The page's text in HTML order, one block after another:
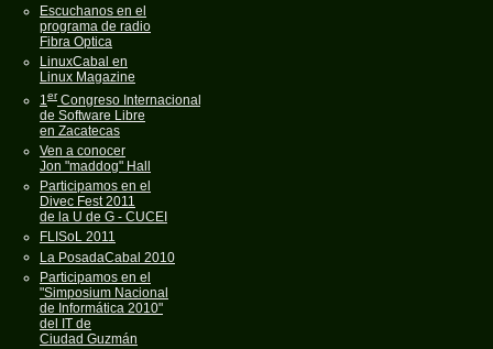
Escuchanos en el
programa de radio
Fibra Optica
LinuxCabal en
Linux Magazine
1er Congreso Internacional
de Software Libre
en Zacatecas
Ven a conocer
Jon "maddog" Hall
Participamos en el
Divec Fest 2011
de la U de G - CUCEI
FLISoL 2011
La PosadaCabal 2010
Participamos en el
"Simposium Nacional
de Informática 2010"
del IT de
Ciudad Guzmán